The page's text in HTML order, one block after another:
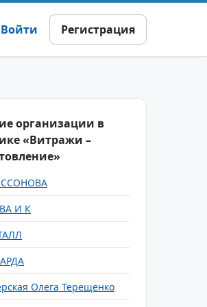
Войти Регистрация
организации в
«Витражи –
И К
Олега Терещенко